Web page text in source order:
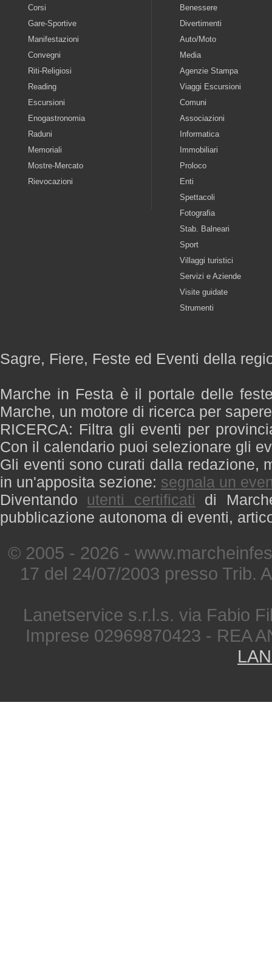
Corsi
Gare-Sportive
Manifestazioni
Convegni
Riti-Religiosi
Reading
Escursioni
Enogastronomia
Raduni
Memoriali
Mostre-Mercato
Rievocazioni
Benessere
Divertimenti
Auto/Moto
Media
Agenzie Stampa
Viaggi Escursioni
Comuni
Associazioni
Informatica
Immobiliari
Proloco
Enti
Spettacoli
Fotografia
Stab. Balneari
Sport
Villaggi turistici
Servizi e Aziende
Visite guidate
Strumenti
Sagre, Fiere, Feste ed Eventi della
Marche in Festa è il portale delle
Marche, un motore di ricerca per
RICERCA: Filtra gli eventi per
Con il calendario puoi selezionare gli
Gli eventi sono curati dalla redazione,
in un'apposita sezione: segnala un
Diventando utenti certificati di
pubblicazione autonoma di eventi,
© 2005 - 2026 -
17 del 24/07/2003 presso Trib.
Lanetservice s.r.l.s. via Fabio
Imprese 02969870423 - REA